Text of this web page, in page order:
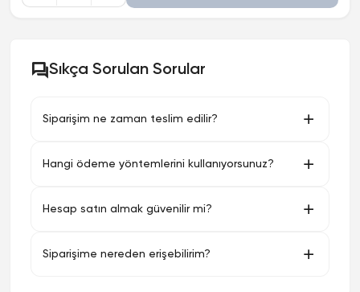
Sıkça Sorulan Sorular
Siparişim ne zaman teslim edilir?
Hangi ödeme yöntemlerini kullanıyorsunuz?
Hesap satın almak güvenilir mi?
Siparişime nereden erişebilirim?